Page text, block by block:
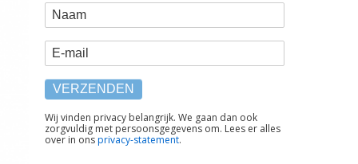
WEBFORM
Naam
E-mail
TEKST
ONDER
FORMULIER
Wij vinden privacy belangrijk. We gaan dan ook
zorgvuldig met persoonsgegevens om. Lees er alles
over in onsprivacy-statement.